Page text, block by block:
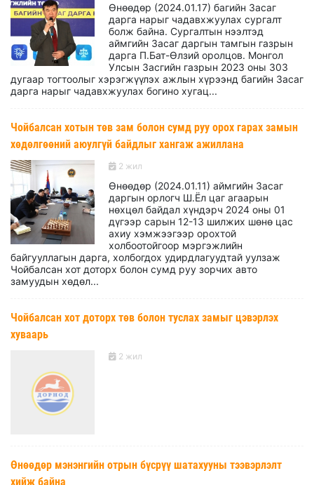
Өнөөдөр (2024.01.17) багийн Засаг
дарга нарыг чадавхжуулах сургалт
болж байна. Сургалтын нээлтэд
аймгийн Засаг даргын тамгын газрын
дарга П.Бат-Өлзий оролцов. Монгол
Улсын Засгийн газрын 2023 оны 303
дугаар тогтоолыг хэрэгжүүлэх ажлын хүрээнд багийн Засаг
дарга нарыг чадавхжуулах богино хугац...
Чойбалсан хотын төв зам болон сумд руу орох гарах замын
хөдөлгөөний аюулгүй байдлыг хангаж ажиллана
2 жил
Өнөөдөр (2024.01.11) аймгийн Засаг
даргын орлогч Ш.Ёл цаг агаарын
нөхцөл байдал хүндэрч 2024 оны 01
дүгээр сарын 12-13 шилжих шөнө цас
ахиу хэмжээгээр орохтой
холбоотойгоор мэргэжлийн
байгууллагын дарга, холбогдох удирдлагуудтай уулзаж
Чойбалсан хот доторх болон сумд руу зорчих авто
замуудын хөдөл...
Чойбалсан хот доторх төв болон туслах замыг цэвэрлэх
хуваарь
2 жил
Өнөөдөр мэнэнгийн отрын бүсрүү шатахууны тээвэрлэлт
хийж байна